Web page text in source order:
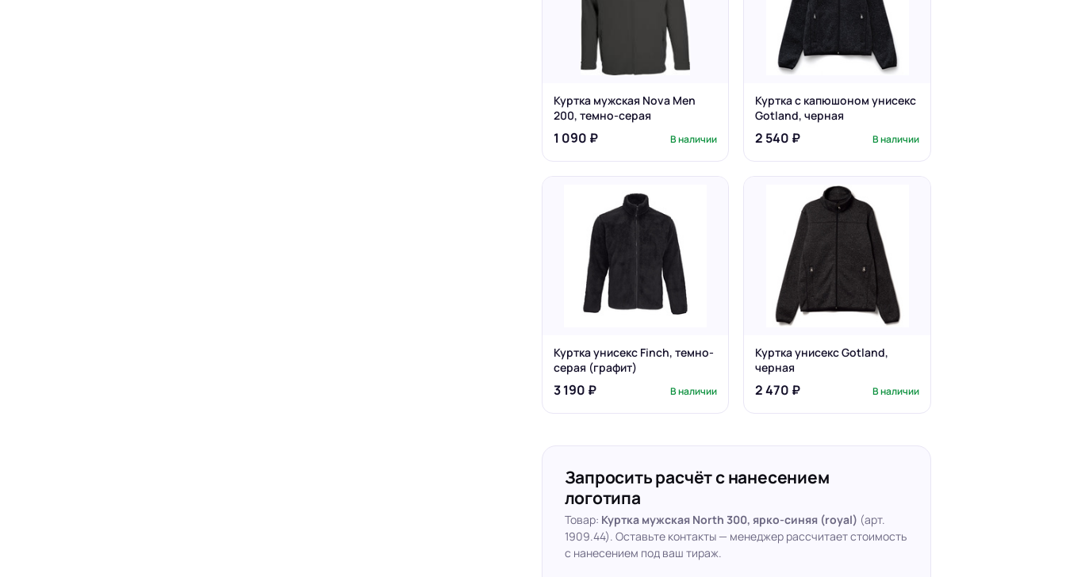
Куртка мужская Nova Men
200, темно-серая
1 090 ₽ В наличии
Куртка с капюшоном унисекс
Gotland, черная
2 540 ₽ В наличии
Куртка унисекс Finch, темно-
серая (графит)
3 190 ₽ В наличии
Куртка унисекс Gotland,
черная
2 470 ₽ В наличии
Запросить расчёт с нанесением
логотипа
Товар: Куртка мужская North 300, ярко-синяя (royal) (арт.
1909.44). Оставьте контакты — менеджер рассчитает стоимость
с нанесением под ваш тираж.